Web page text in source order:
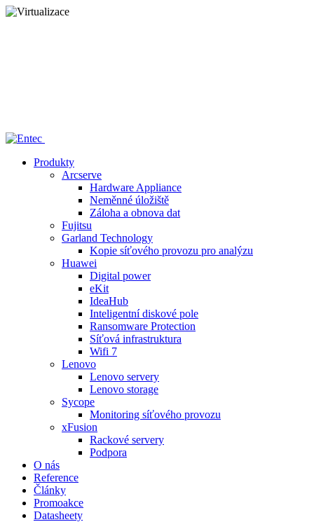
Produkty
Arcserve
Hardware Appliance
Neměnné úložiště
Záloha a obnova dat
Fujitsu
Garland Technology
Kopie síťového provozu pro analýzu
Huawei
Digital power
eKit
IdeaHub
Inteligentní diskové pole
Ransomware Protection
Síťová infrastruktura
Wifi 7
Lenovo
Lenovo servery
Lenovo storage
Sycope
Monitoring síťového provozu
xFusion
Rackové servery
Podpora
O nás
Reference
Články
Promoakce
Datasheety